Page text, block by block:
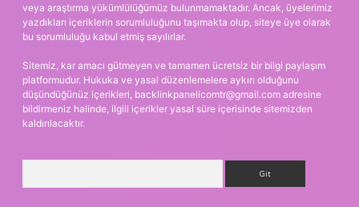
veya araştırma yükümlülüğümüz bulunmamaktadır. Ancak, üyelerimiz
yazdıkları içeriklerin sorumluluğunu taşımakta olup, siteye üye olarak
bu sorumluluğu kabul etmiş sayılırlar.
Sitemiz, kar amacı gütmeyen ve tamamen ücretsiz bir bilgi paylaşım
platformudur. Hukuka ve yasal düzenlemelere aykırı olduğunu
düşündüğünüz içerikleri, backlinkpanelicomtr@gmail.com adresine
bildirmeniz halinde, ilgili içerikler yasal süre içerisinde sitemizden
kaldırılacaktır.